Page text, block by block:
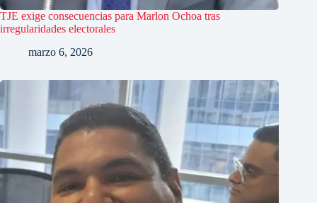
TJE exige consecuencias para Marlon Ochoa tras
irregularidades electorales
marzo 6, 2026